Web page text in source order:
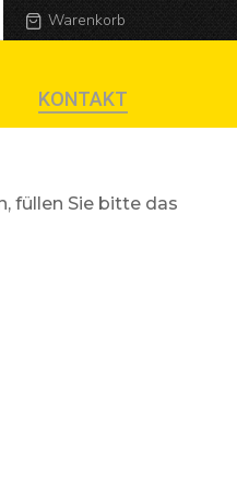
Warenkorb
KONTAKT
füllen Sie bitte das